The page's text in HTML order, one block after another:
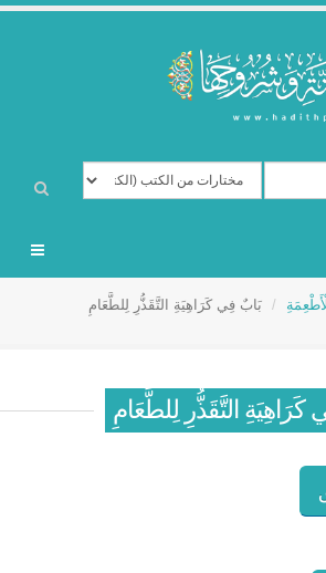
بَابٌ فِي كَرَاهِيَةِ التَّقَذُّرِ لِلطَّعَامِ
كَرَاهِيَةِ التَّقَذُّرِ لِلطَّعَامِ